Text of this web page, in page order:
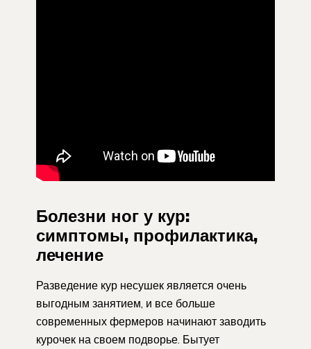
Болезни ног у кур:
симптомы, профилактика,
лечение
Разведение кур несушек является очень
выгодным занятием, и все больше
современных фермеров начинают заводить
курочек на своем подворье. Бытует